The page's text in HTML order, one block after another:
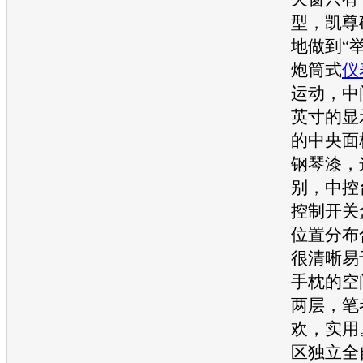
型， 凯尊
地做到“
炮筒式仪
运动，
英寸的
的中央
钢琴漆
别，中
控制开
位置分
很清晰
手枕的
两层，
欢，实
区独立